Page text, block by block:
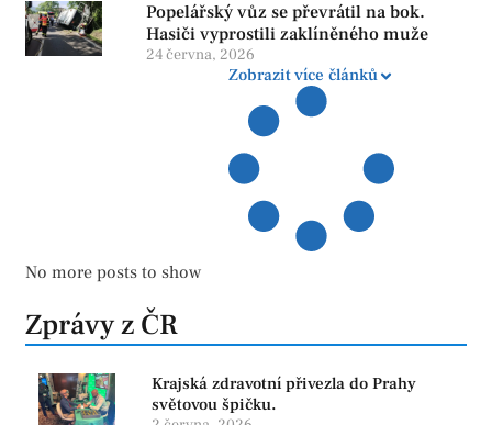
Popelářský vůz se převrátil na bok.
Hasiči vyprostili zaklíněného muže
24 června, 2026
Zobrazit více článků
No more posts to show
Zprávy z ČR
Krajská zdravotní přivezla do Prahy
světovou špičku.